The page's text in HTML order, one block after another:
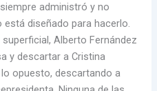
administró y no
diseñado para hacerlo.
Alberto Fernández
y descartar a Cristina
opuesto, descartando a